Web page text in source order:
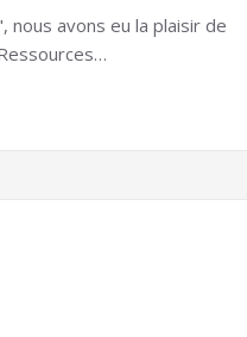
nous avons eu la plaisir de